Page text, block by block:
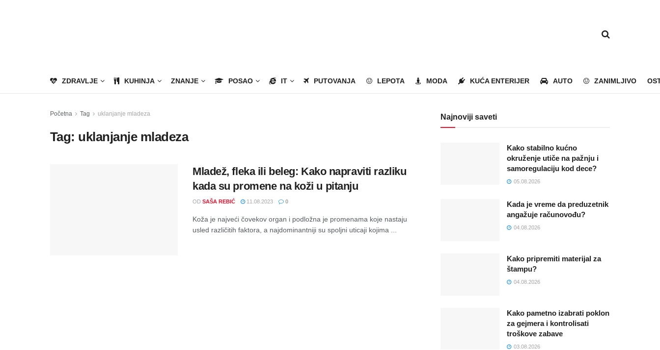
ZDRAVLJE KUHINJA ZNANJE POSAO IT PUTOVANJA LEPOTA MODA KUĆA ENTERIJER AUTO ZANIMLJIVO
Početna Tag uklanjanje mladeza
Tag: uklanjanje mladeza
Mladež, fleka ili beleg: Kako napraviti razliku
kada su promene na koži u pitanju
OD SAŠA REBIĆ 11.08.2023 0
Koža je najveći čovekov organ i podložna je promenama koje nastaju
usled različitih faktora, a najdominantniji su spoljni uticaji kojima ...
Najnoviji saveti
Kako stabilno kućno
okruženje utiče na pažnju i
samoregulaciju kod dece?
05.08.2026
Kada je vreme da preduzetnik
angažuje računovođu?
04.08.2026
Kako pripremiti materijal za
štampu?
04.08.2026
Kako pametno izabrati poklon
za gejmera i kontrolisati
troškove zabave
03.08.2026